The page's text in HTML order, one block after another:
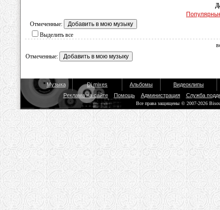
Отмеченные:
Выделить все
Отмеченные:
Музыка Dj mixes Альбомы
Видеоклипы
Реклама на сайте
Помощь Администрация Служба
Все права защищены © 2007-2026